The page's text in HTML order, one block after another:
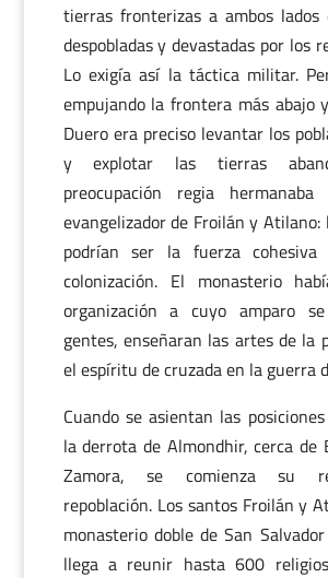
tierras fronterizas a ambos lados
despobladas y devastadas por los
Lo exigía así la táctica militar.
empujando la frontera más abajo
Duero era preciso levantar los
y explotar las tierras
preocupación regia
evangelizador de Froilán y Atilano:
podrían ser la fuerza
colonización. El monasterio
organización a cuyo amparo
gentes, enseñaran las artes de la
el espíritu de cruzada en la guerra
Cuando se asientan las
la derrota de Almondhir, cerca de
Zamora, se comienza su
repoblación. Los santos Froilán y
monasterio doble de San
llega a reunir hasta 600